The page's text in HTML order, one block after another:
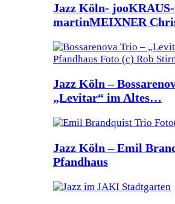
Jazz Köln-
martinMEIXNER
Jazz Köln –
„Levitar“ im Altes…
Jazz Köln – Emil
Pfandhaus